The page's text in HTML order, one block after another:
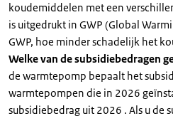
koudemiddelen met een
is uitgedrukt in GWP (Global
GWP, hoe minder schadelijk het
Welke van de subsidiebedragen
de warmtepomp bepaalt het
warmtepompen die in 2026
subsidiebedrag uit 2026 . Als u de